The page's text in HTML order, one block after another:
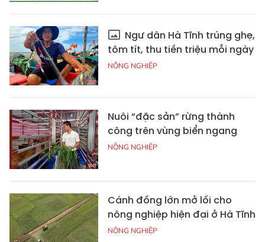
Ngư dân Hà Tĩnh trúng ghẹ,
tôm tít, thu tiền triệu mỗi ngày
NÔNG NGHIỆP
Nuôi “đặc sản” rừng thành
công trên vùng biển ngang
NÔNG NGHIỆP
Cánh đồng lớn mở lối cho
nông nghiệp hiện đại ở Hà Tĩnh
NÔNG NGHIỆP